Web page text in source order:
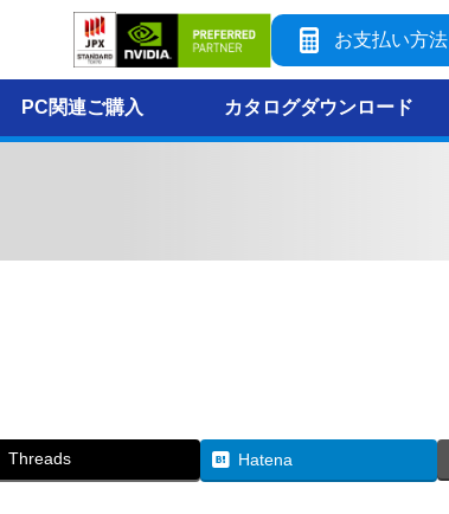
お支払い方法
PC関連ご購入 カタログダウンロード
Threads Hatena